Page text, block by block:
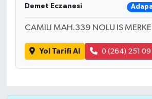
Demet Eczanesi
CAMILI MAH.339 NOLU IS
Yol Tarifi Al 0 (264) 251